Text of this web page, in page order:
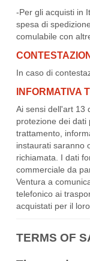
-Per gli acquisti in
spesa di
comulabile con
In caso di
INFORMATIVA
Ai sensi dell'art 13
protezione dei dati
trattamento,
instaurati saranno
richiamata. I dati
commerciale da
Ventura a
telefonico ai
acquistati per il
TERMS OF